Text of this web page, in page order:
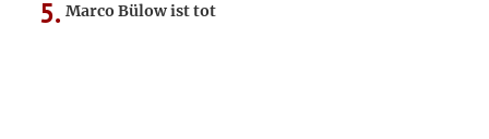
Marco Bülow ist tot